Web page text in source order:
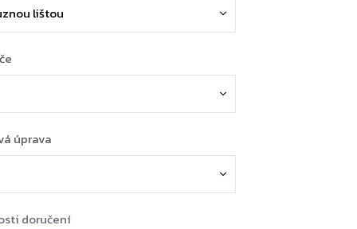
doručení
úprava